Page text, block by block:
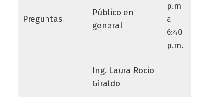
Preguntas
Público en
general
p.m
a
6:40
p.m.
Ing. Laura Rocio
Giraldo